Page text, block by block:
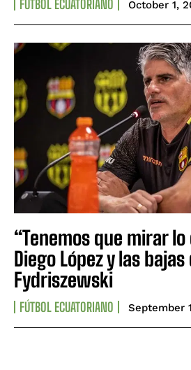
FÚTBOL ECUATORIANO October 1,
“Tenemos que mirar lo
Diego López y las bajas
Fydriszewski
FÚTBOL ECUATORIANO September